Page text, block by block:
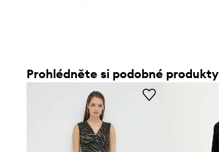
Prohlédněte si podobné produkty